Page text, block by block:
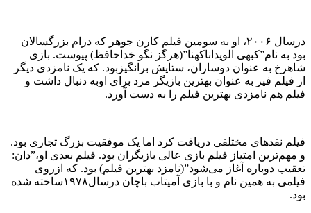
درسال ۲۰۰۶، او به سومین فیلم کارن جوهر که درام بزرگسالان
بود به نام”کبهی الویداناکهنا”(هرگز نگو خداحافظ) پیوست. بازی
شاهرخ به عنوان دوساران، ستایش برانگیزبود. که یک نامزدی دیگر
از فیلم فیر به عنوان بهترین بازیگر مرد برای اوبه دنبال داشت و
فیلم هم نامزدی بهترین فیلم را به دست آورد.
فیلم نقدهای مختلفی دریافت کرد اما یک موفقیت بزرگ تجاری بود.
و مهم‌ترین امتیاز فیلم بازی عالی بازیگران بود. فیلم بعدی او،”دان:
تعقیب دوباره آغاز می‌شود”(نامزد بهترین فیلم) بود. که ازروی
فیلمی به همین نام و با بازی آمیتاب باچان درسال۱۹۷۸ساخته شده
بود.